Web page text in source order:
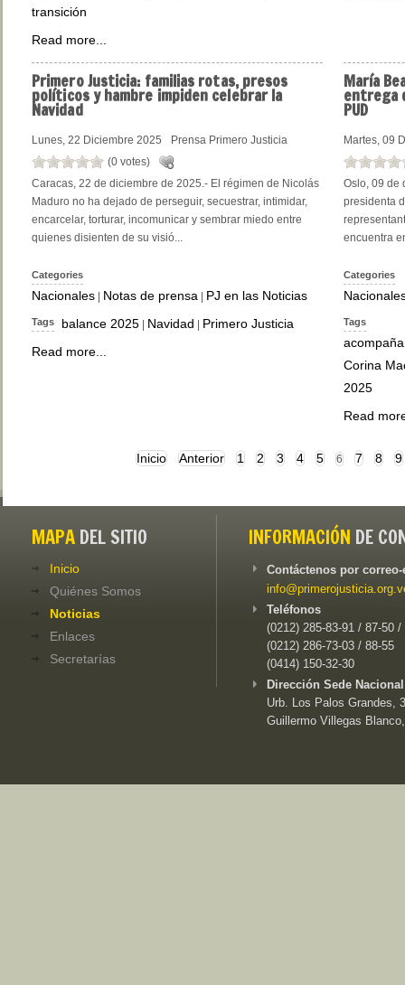
transición
Read more...
PrimeroJusticia: familias rotas, presos
políticos y hambre impiden celebrar la
Navidad
Lunes, 22 Diciembre 2025
Prensa Primero Justicia
(0 votes)
Caracas, 22 de diciembre de 2025.- El régimen de Nicolás
Maduro no ha dejado de perseguir, secuestrar, intimidar,
encarcelar, torturar, incomunicar y sembrar miedo entre
quienes disienten de su visió...
Categories
Nacionales | Notas de prensa | PJ en las Noticias
Tags balance 2025 | Navidad | Primero Justicia
Read more...
María
entrega
PUD
Martes, 09
Oslo, 09 de
presidenta
encuentra
Categories
Tags
Corina
2025
Read
Inicio Anterior 1 2 3 4 5 6 7 8 9
MAPA DEL SITIO
Inicio
Quiénes Somos
Noticias
Enlaces
Secretarías
INFORMACIÓN DE
Contáctenos por
Teléfonos
(0212) 285-83-91 / 87-50 /
(0212) 286-73-03 / 88-55
(0414) 150-32-30
Dirección Sede
Urb. Los Palos Grandes,
Guillermo Villegas